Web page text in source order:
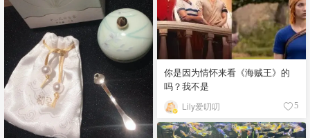
你是因为情怀来看《海贼王》的
吗？我不是
Lily爱叨叨 5